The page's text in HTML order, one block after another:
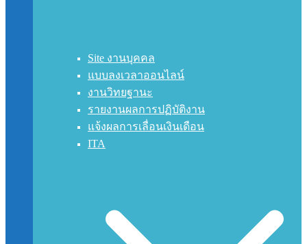
Site งานบุคคล
แบบลงเวลาออนไลน์
งานวิทยฐานะ
รายงานผลการปฏิบัติงาน
แจ้งผลการเลื่อนเงินเดือน
ITA